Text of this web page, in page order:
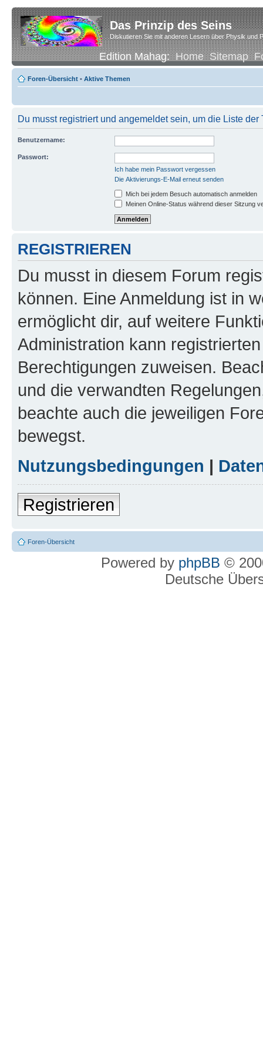
Das Prinzip des Seins
Diskutieren Sie mit anderen Lesern über Physik und
Edition Mahag:Home Sitemap
Foren-Übersicht • Aktive Themen
Du musst registriert und angemeldet sein, um die Liste
Benutzername:
Passwort:
Ich habe mein Passwort vergessen
Die Aktivierungs-E-Mail erneut senden
Mich bei jedem Besuch automatisch anmelden
Meinen Online-Status während dieser Sitzung
REGISTRIEREN
Du musst in diesem Forum
können. Eine Anmeldung ist in
ermöglicht dir, auf weitere
Administration kann
Berechtigungen zuweisen.
und die verwandten
beachte auch die jeweiligen
bewegst.
Nutzungsbedingungen |
Registrieren
Foren-Übersicht
Powered by phpBB ©
Deutsche